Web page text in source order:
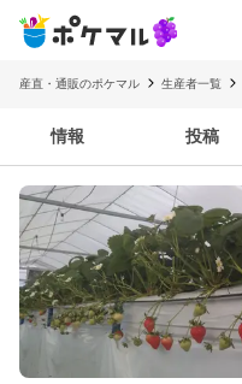
産直・通販のポケマル 生産者一覧
情報 投稿